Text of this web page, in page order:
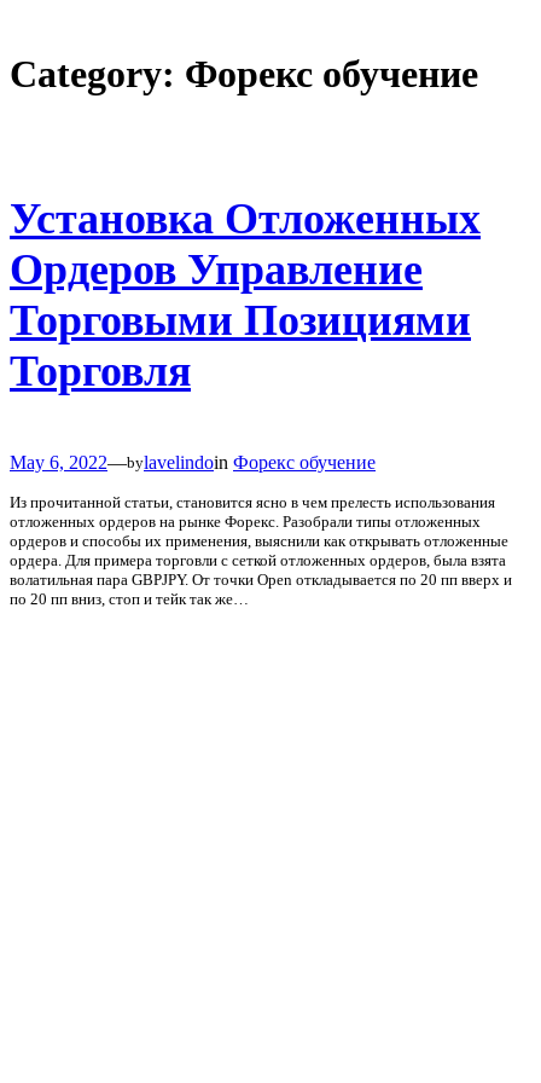
to
content
Category: Форекс обучение
Установка Отложенных
Ордеров Управление
Торговыми Позициями
Торговля
May 6, 2022—bylavelindoin Форекс обучение
Из прочитанной статьи, становится ясно в чем прелесть использования
отложенных ордеров на рынке Форекс. Разобрали типы отложенных
ордеров и способы их применения, выяснили как открывать отложенные
ордера. Для примера торговли с сеткой отложенных ордеров, была взята
волатильная пара GBPJPY. От точки Open откладывается по 20 пп вверх и
по 20 пп вниз, стоп и тейк так же…